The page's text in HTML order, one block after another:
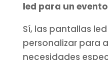
led para un
Sí, las pantallas
personalizar para
necesidades